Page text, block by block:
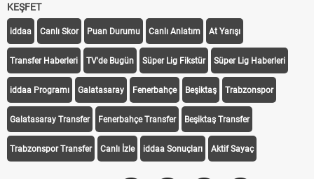
KEŞFET
iddaa Canlı Skor Puan Durumu Canlı Anlatım At Yarışı
Transfer Haberleri TV'de Bugün Süper Lig Fikstür Süper Lig Haberleri
iddaa Programı Galatasaray Fenerbahçe Beşiktaş Trabzonspor
Galatasaray Transfer Fenerbahçe Transfer Beşiktaş Transfer
Trabzonspor Transfer Canlı İzle iddaa Sonuçları Aktif Sayaç